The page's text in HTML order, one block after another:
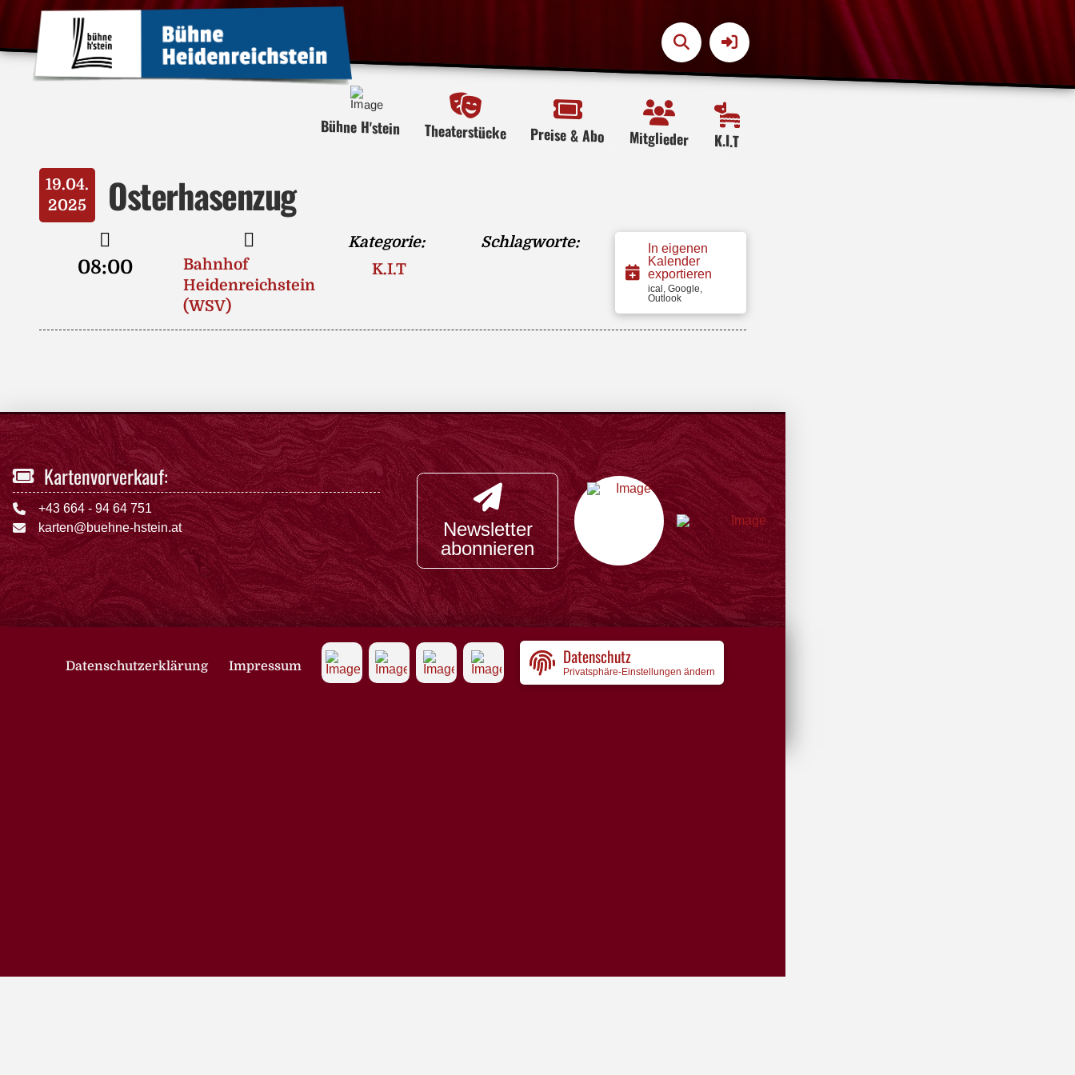
Bühne H'stein Theaterstücke Preise & Abo Mitglieder K.I.T
19.04.
2025
Osterhasenzug
08:00
Bahnhof
Heidenreichstein
(WSV)
Kategorie:
K.I.T
Schlagworte:
In eigenen
Kalender
exportieren
ical, Google,
Outlook
Kartenvorverkauf:
+43 664 - 94 64 751
karten@buehne-hstein.at
Newsletter
abonnieren
Datenschutzerklärung Impressum Datenschutz
Privatsphäre-Einstellungen ändern